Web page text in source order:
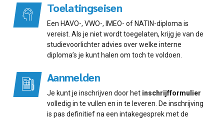
Toelatingseisen
Een HAVO-, VWO-, IMEO- of NATIN-diploma is
vereist. Als je niet wordt toegelaten, krijg je van de
studievoorlichter advies over welke interne
diploma’s je kunt halen om toch te voldoen.
Aanmelden
Je kunt je inschrijven door het inschrijfformulier
volledig in te vullen en in te leveren. De inschrijving
is pas definitief na een intakegesprek met de